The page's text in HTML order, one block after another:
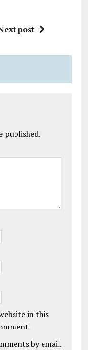
post
published.
in this
by email.